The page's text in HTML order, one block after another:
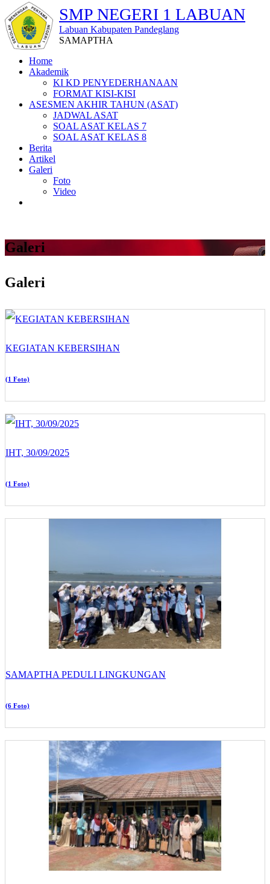
SMP NEGERI 1 LABUAN
Labuan Kabupaten Pandeglang
SAMAPTHA
Home
Akademik
KI KD PENYEDERHANAAN
FORMAT KISI-KISI
ASESMEN AKHIR TAHUN (ASAT)
JADWAL ASAT
SOAL ASAT KELAS 7
SOAL ASAT KELAS 8
Berita
Artikel
Galeri
Foto
Video
Galeri
Galeri
KEGIATAN KEBERSIHAN
(1 Foto)
IHT, 30/09/2025
(1 Foto)
SAMAPTHA PEDULI LINGKUNGAN
(6 Foto)